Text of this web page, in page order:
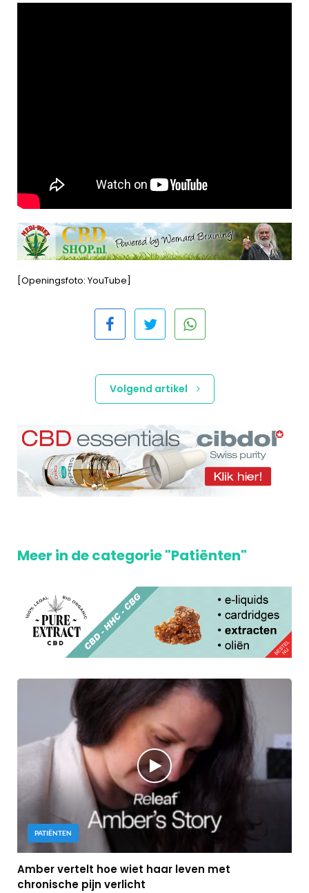
[Openingsfoto: YouTube]
Volgend artikel
Meer in de categorie "Patiënten"
PATIËNTEN
Amber vertelt hoe wiet haar leven met
chronische pijn verlicht